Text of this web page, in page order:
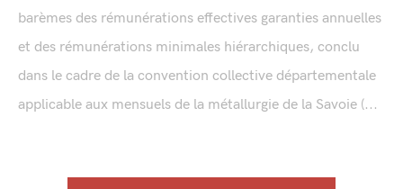
barèmes des rémunérations effectives garanties annuelles
et des rémunérations minimales hiérarchiques, conclu
dans le cadre de la convention collective départementale
applicable aux mensuels de la métallurgie de la Savoie (...